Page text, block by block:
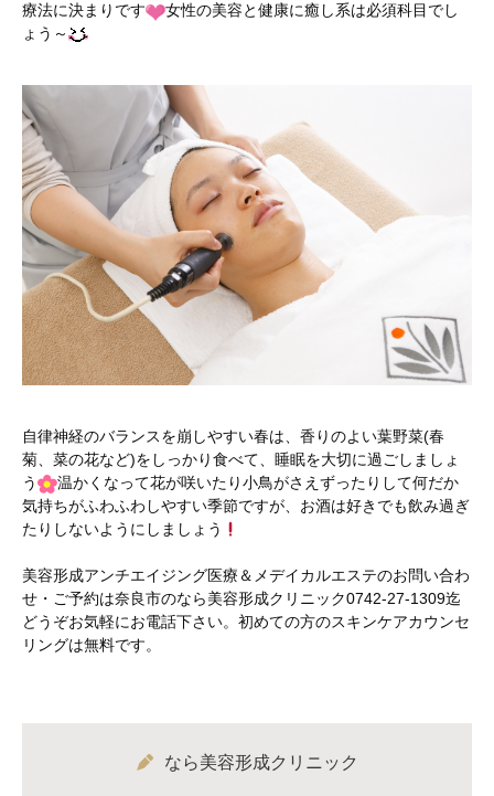
療法に決まりです
女性の美容と健康に癒し系は必須科目でし
ょう～
自律神経のバランスを崩しやすい春は、香りのよい葉野菜(春
菊、菜の花など)をしっかり食べて、睡眠を大切に過ごしましょ
う
温かくなって花が咲いたり小鳥がさえずったりして何だか
気持ちがふわふわしやすい季節ですが、お酒は好きでも飲み過ぎ
たりしないようにしましょう
美容形成アンチエイジング医療＆メデイカルエステのお問い合わ
せ・ご予約は奈良市のなら美容形成クリニック0742-27-1309迄
どうぞお気軽にお電話下さい。初めての方のスキンケアカウンセ
リングは無料です。
なら美容形成クリニック